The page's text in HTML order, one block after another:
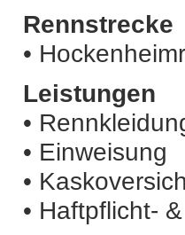
Rennstrecke
•
Leistungen
•
• Einweisung
•
• Haftpflicht-